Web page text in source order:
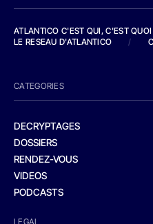
ATLANTICO C'EST QUI, C'EST
LE RESEAU D'ATLANTICO
/
CATEGORIES
DECRYPTAGES
DOSSIERS
RENDEZ-VOUS
VIDEOS
PODCASTS
LEGAL